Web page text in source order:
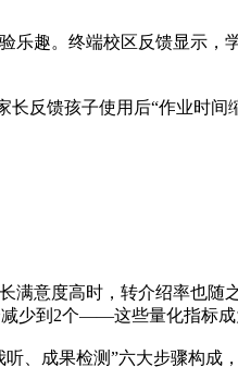
趣。终端校区反馈显示
反馈孩子使用后“作业时
满意度高时，转介绍率也
少到2个——这些量化指标成
、成果检测”六大步骤构成